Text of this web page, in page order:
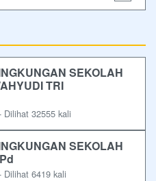
SEKOLAH
TRI
Dilihat 32555 kali
SEKOLAH
Dilihat 6419 kali